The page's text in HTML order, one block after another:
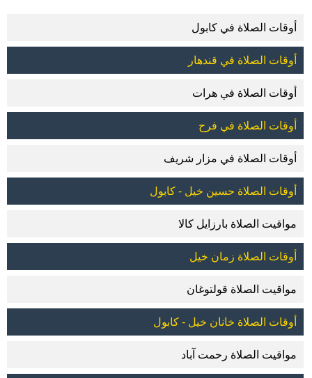
أوقات الصلاة في كابول
أوقات الصلاة في قندهار
أوقات الصلاة في هرات
أوقات الصلاة في فرح
أوقات الصلاة في مزار شريف
أوقات الصلاة حسين خيل - كابول
مواقيت الصلاة بارزايل كالا
أوقات الصلاة زمان خيل
مواقيت الصلاة قولتوغان
أوقات الصلاة خانان خيل - كابول
مواقيت الصلاة رحمت آباد